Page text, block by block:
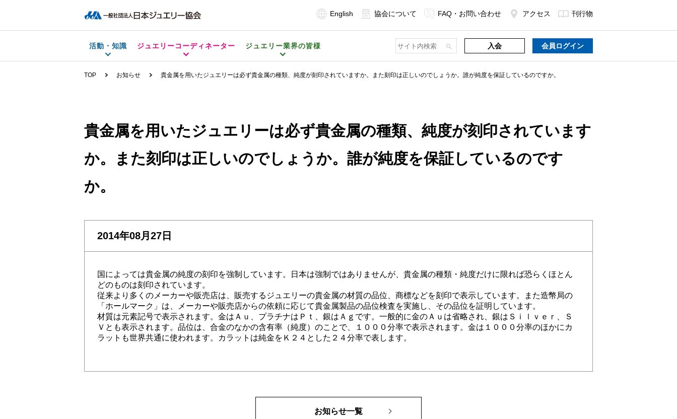
English 協会について FAQ・お問い合わせ アクセス 刊行物
活動・知識 ジュエリーコーディネーター ジュエリー業界の皆様 入会 会員ログイン
TOP お知らせ 貴金属を用いたジュエリーは必ず貴金属の種類、純度が刻印されていますか。また刻印は正しいのでしょうか。誰が純度を保証しているのですか。
貴金属を用いたジュエリーは必ず貴金属の種類、純度が刻印されています
か。また刻印は正しいのでしょうか。誰が純度を保証しているのです
か。
2014年08月27日
国によっては貴金属の純度の刻印を強制しています。日本は強制ではありませんが、貴金属の種類・純度だけに限れば恐らくほとん
どのものは刻印されています。
従来より多くのメーカーや販売店は、販売するジュエリーの貴金属の材質の品位、商標などを刻印で表示しています。また造幣局の
「ホールマーク」は、メーカーや販売店からの依頼に応じて貴金属製品の品位検査を実施し、その品位を証明しています。
材質は元素記号で表示されます。金はＡｕ、プラチナはＰｔ、銀はＡｇです。一般的に金のＡｕは省略され、銀はＳｉｌｖｅｒ、Ｓ
Ｖとも表示されます。品位は、合金のなかの含有率（純度）のことで、１０００分率で表示されます。金は１０００分率のほかにカ
ラットも世界共通に使われます。カラットは純金をＫ２４とした２４分率で表します。
お知らせ一覧